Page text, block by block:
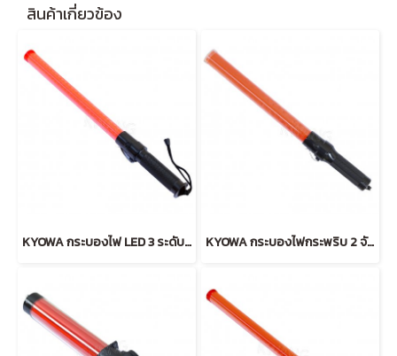
สินค้าเกี่ยวข้อง
KYOWA กระบองไฟ LED 3 ระดับ ลายเหลี่ยม (RED) KYOWA กระบองไฟกระพริบ 2 จังหวะ (RED)